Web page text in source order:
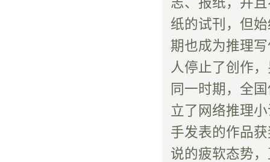
纸的试刊，但
期也成为推理
人停止了创作
同一时期，全
立了网络推理
手发表的作品
说的疲软态势